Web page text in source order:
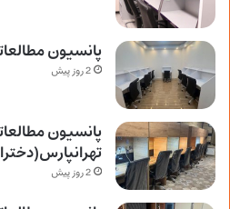
پانسیون
2 روز پیش
پانسیون
2 روز پیش